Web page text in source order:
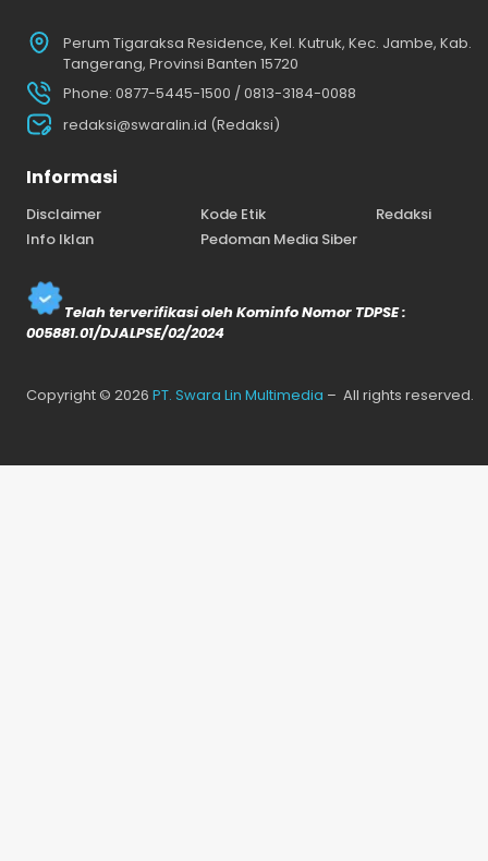
Perum Tigaraksa Residence, Kel. Kutruk, Kec. Jambe, Kab.
Tangerang, Provinsi Banten 15720
Phone: 0877-5445-1500 / 0813-3184-0088
redaksi@swaralin.id (Redaksi)
Informasi
Disclaimer Kode Etik
Redaksi
Info Iklan
Pedoman Media Siber
Telah terverifikasi oleh Kominfo Nomor TDPSE :
005881.01/DJALPSE/02/2024
Copyright © 2026 PT. Swara Lin Multimedia – All rights reserved.